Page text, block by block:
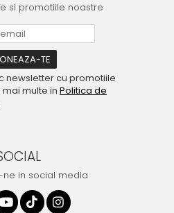
si promotiile noastre
newsletter cu promotiile
multe in Politica de
ne in social media